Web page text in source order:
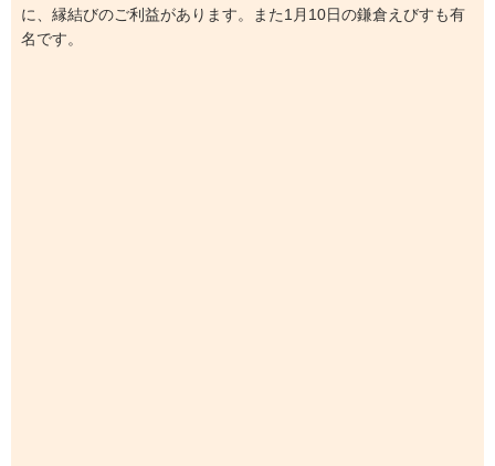
に、縁結びのご利益があります。また1月10日の鎌倉えびすも有
名です。